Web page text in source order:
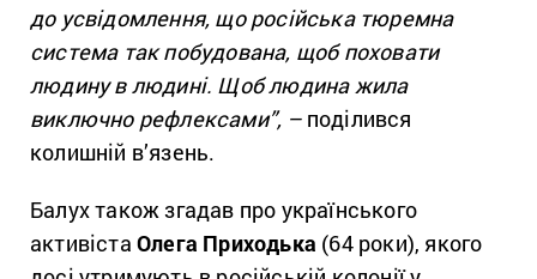
до усвідомлення, що російська тюремна
система так побудована, щоб поховати
людину в людині. Щоб людина жила
виключно рефлексами”, – поділився
колишній в’язень.
Балух також згадав про українського
активіста Олега Приходька (64 роки), якого